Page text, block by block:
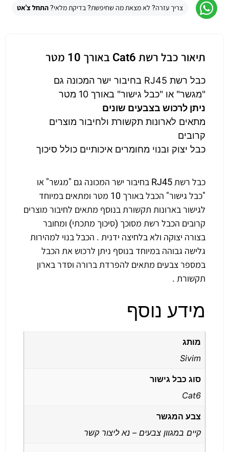
צריך עזרה? לא מצאת מה שחיפשת? בדיקת מלאי?התחל צ'אט
תיאור כבל רשת Cat6 באורך 10 מטר
כבל רשת RJ45 בחיבור ישר המכונה גם
"מגשר" או "כבל גישור" באורך 10 מטר
ניתן לרכוש בצבעים שונים
מתאים לארונות תקשורת ולחיבור מוצרים
קרובים
כבל יצוק ובנוי מחומרים איכותיים כולל סיכוך
כבל רשת RJ45 בחיבור ישר המכונה גם "מגשר" או
"כבל גישור" הכבל באורך 10 מטר ומתאים במיוחד
לגישור בארונות תקשורת בנוסף מתאים לחיבור מוצרים
קרובים הכבל רשת מסוכך (סיכוך מתכתי) ומחובר
בצורה יצוקה ולא בלחיצה ידנית . הכבל בנוי למהירות
גלישה גבוהה במיוחד בנוסף ניתן לרכוש את הכבל
במספר צבעים מתאים להפרדת ברורה וסדר בארון
תקשורת .
מידע נוסף
מותג
Sivim
סוג כבל גישור
Cat6
צבע המגשר
קיים במגוון צבעים – נא ליצור קשר